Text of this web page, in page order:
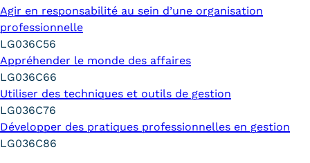
Agir en responsabilité au sein d’une organisation
professionnelle
LG036C56
Appréhender le monde des affaires
LG036C66
Utiliser des techniques et outils de gestion
LG036C76
Développer des pratiques professionnelles en gestion
LG036C86